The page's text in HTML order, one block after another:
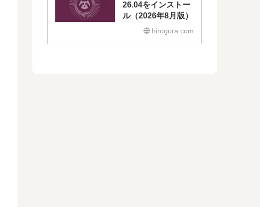
26.04をインストー
ル（2026年8月版）
hirogura.com